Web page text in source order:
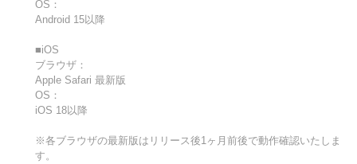
OS：
Android 15以降
■iOS
ブラウザ：
Apple Safari 最新版
OS：
iOS 18以降
※各ブラウザの最新版はリリース後1ヶ月前後で動作確認いたしま
す。